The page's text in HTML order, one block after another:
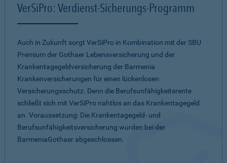
VerSiPro: Verdienst-Sicherungs-Programm
Auch in Zukunft sorgt VerSiPro in Kombination mit der SBU
Premium der Gothaer Lebensversicherung und der
Krankentagegeldversicherung der Barmenia
Krankenversicherungen für einen lückenlosen
Versicherungsschutz. Denn die Berufsunfähigkeitsrente
schließt sich mit VerSiPro nahtlos an das Krankentagegeld
an. Voraussetzung: Die Krankentagegeld- und
Berufsunfähigkeitsversicherung wurden bei der
BarmeniaGothaer abgeschlossen.